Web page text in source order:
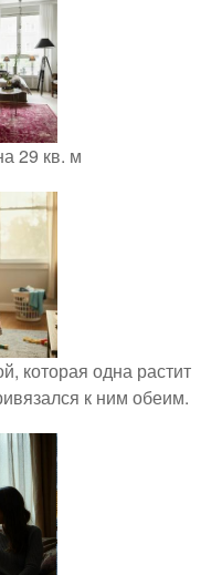
29 кв. м
которая одна растит
к ним обеим.